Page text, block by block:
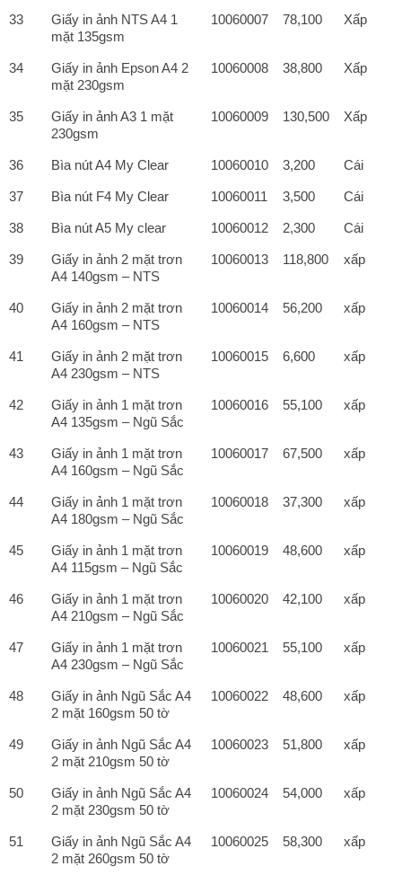
33
Giấy in ảnh NTS A4 1
mặt 135gsm
10060007 78,100 Xấp
34
Giấy in ảnh Epson A4 2
mặt 230gsm
10060008 38,800 Xấp
35
Giấy in ảnh A3 1 mặt
230gsm
10060009 130,500 Xấp
36 Bìa nút A4 My Clear 10060010 3,200 Cái
37 Bìa nút F4 My Clear 10060011 3,500 Cái
38 Bìa nút A5 My clear 10060012 2,300 Cái
39
Giấy in ảnh 2 mặt trơn
A4 140gsm – NTS
10060013 118,800 xấp
40
Giấy in ảnh 2 mặt trơn
A4 160gsm – NTS
10060014 56,200 xấp
41
Giấy in ảnh 2 mặt trơn
A4 230gsm – NTS
10060015 6,600 xấp
42
Giấy in ảnh 1 mặt trơn
A4 135gsm – Ngũ Sắc
10060016 55,100 xấp
43
Giấy in ảnh 1 mặt trơn
A4 160gsm – Ngũ Sắc
10060017 67,500 xấp
44
Giấy in ảnh 1 mặt trơn
A4 180gsm – Ngũ Sắc
10060018 37,300 xấp
45
Giấy in ảnh 1 mặt trơn
A4 115gsm – Ngũ Sắc
10060019 48,600 xấp
46
Giấy in ảnh 1 mặt trơn
A4 210gsm – Ngũ Sắc
10060020 42,100 xấp
47
Giấy in ảnh 1 mặt trơn
A4 230gsm – Ngũ Sắc
10060021 55,100 xấp
48
Giấy in ảnh Ngũ Sắc A4
2 mặt 160gsm 50 tờ
10060022 48,600 xấp
49
Giấy in ảnh Ngũ Sắc A4
2 mặt 210gsm 50 tờ
10060023 51,800 xấp
50
Giấy in ảnh Ngũ Sắc A4
2 mặt 230gsm 50 tờ
10060024 54,000 xấp
51
Giấy in ảnh Ngũ Sắc A4
2 mặt 260gsm 50 tờ
10060025 58,300 xấp